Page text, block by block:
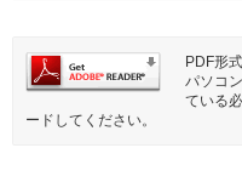
PDF形
パソコ
ている
ードしてください。